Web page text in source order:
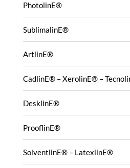
PhotolinE®
SublimalinE®
ArtlinE®
CadlinE® – XerolinE® –
DesklinE®
ProoflinE®
SolventlinE® – LatexlinE®